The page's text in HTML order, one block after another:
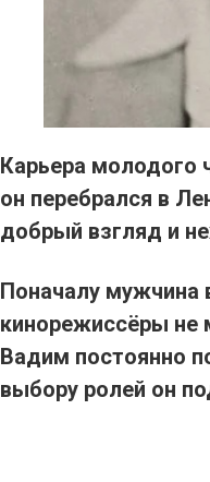
Карьера молодого
он перебрался в
добрый взгляд и
Поначалу мужчина
кинорежиссёры не
Вадим постоянно
выбору ролей он